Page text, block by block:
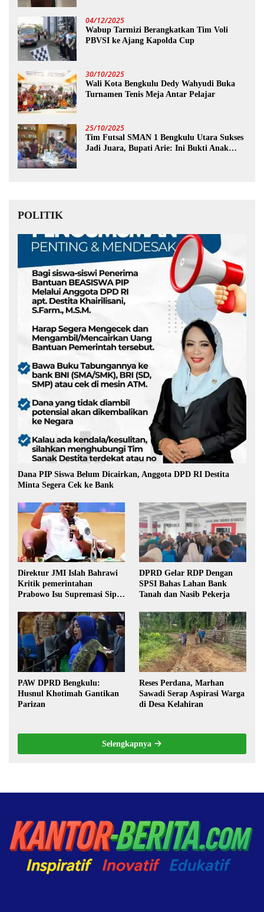
04/12/2025
Wabup Tarmizi Berangkatkan Tim Voli
PBVSI ke Ajang Kapolda Cup
30/10/2025
Wali Kota Bengkulu Dedy Wahyudi Buka
Turnamen Tenis Meja Antar Pelajar
25/10/2025
Tim Futsal SMAN 1 Bengkulu Utara Sukses
Jadi Juara, Bupati Arie: Ini Bukti Anak
POLITIK
Dana PIP Siswa Belum Dicairkan, Anggota DPD RI Destita
Minta Segera Cek ke Bank
Direktur JMI Islah Bahrawi
Kritik pemerintahan
Prabowo Isu Supremasi Sipil,
Pilkada oleh DPRD
DPRD Gelar RDP Dengan
SPSI Bahas Lahan Bank
Tanah dan Nasib Pekerja
PAW DPRD Bengkulu:
Husnul Khotimah Gantikan
Parizan
Reses Perdana, Marhan
Sawadi Serap Aspirasi Warga
di Desa Kelahiran
Selengkapnya